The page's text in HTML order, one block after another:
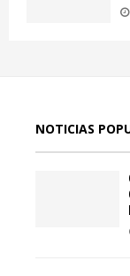
NOTICIAS